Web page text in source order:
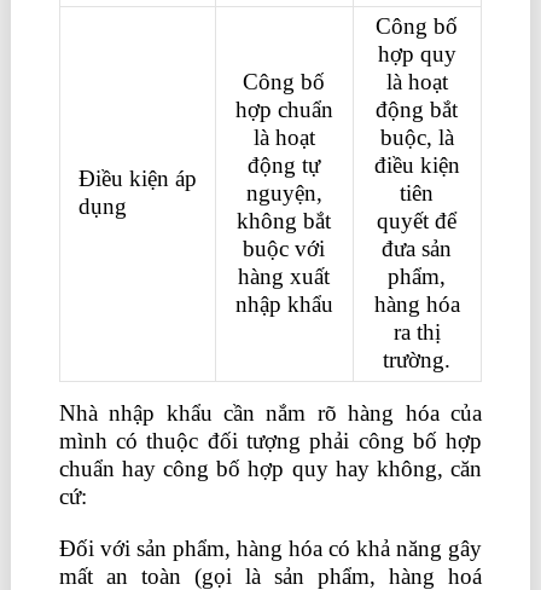
Điều kiện áp
dụng
Công bố
hợp chuẩn
là hoạt
động tự
nguyện,
không bắt
buộc với
hàng xuất
nhập khẩu
Công bố
hợp quy
là hoạt
động bắt
buộc, là
điều kiện
tiên
quyết để
đưa sản
phẩm,
hàng hóa
ra thị
trường.
Nhà nhập khẩu cần nắm rõ hàng hóa của
mình có thuộc đối tượng phải công bố hợp
chuẩn hay công bố hợp quy hay không, căn
cứ:
Đối với sản phẩm, hàng hóa có khả năng gây
mất an toàn (gọi là sản phẩm, hàng hoá